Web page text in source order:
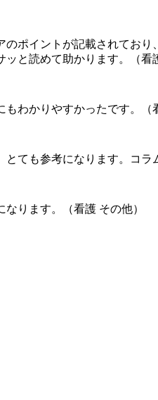
のポイントが記載されてお
ッと読めて助かります。（看
もわかりやすかったです。（
とても参考になります。コ
ります。（看護 その他）